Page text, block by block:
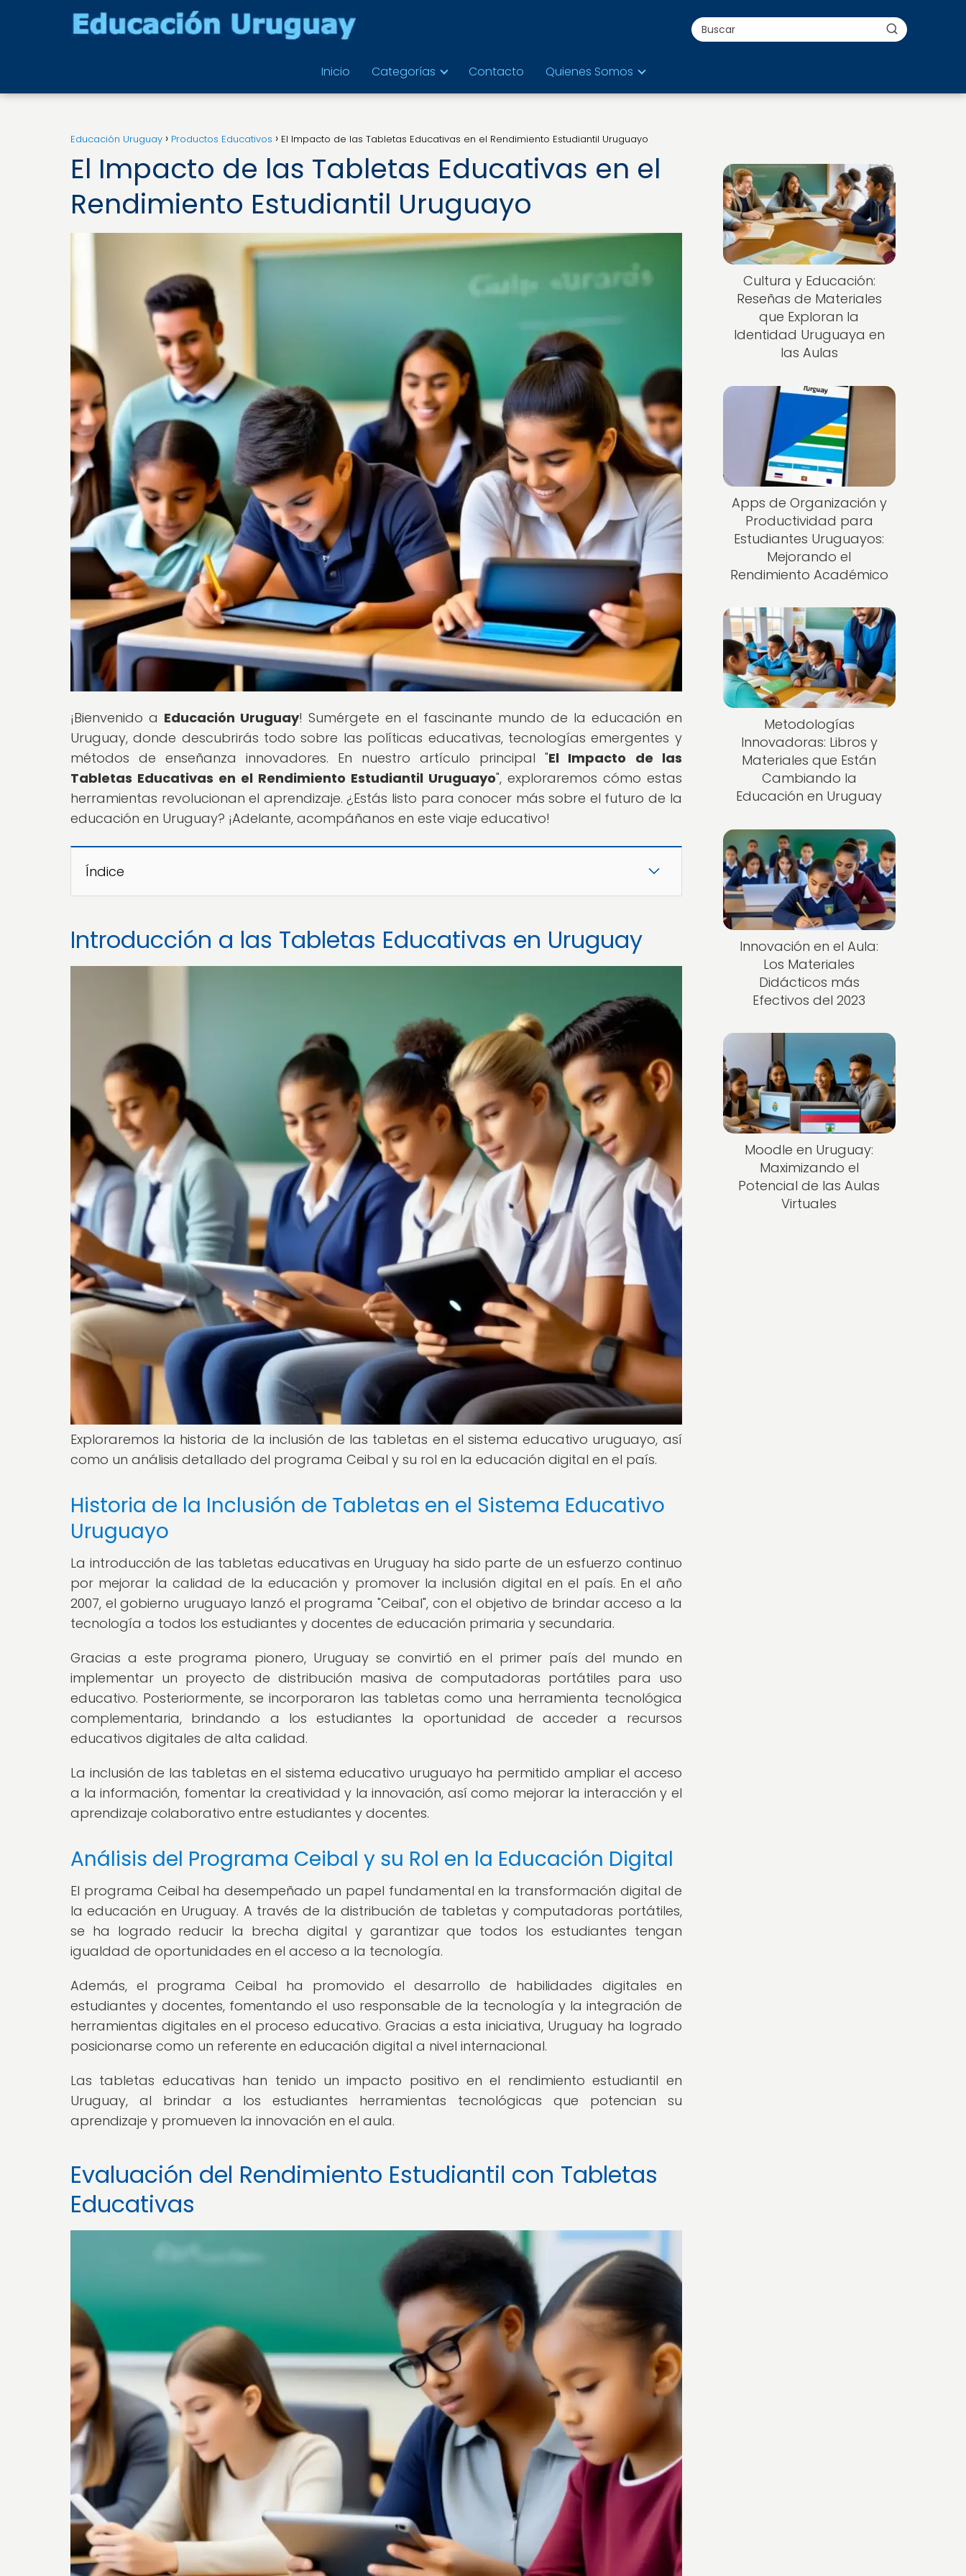
Inicio Categorías Contacto Quienes Somos
Educación Uruguay Productos Educativos El Impacto de las Tabletas Educativas en el Rendimiento Estudiantil Uruguayo
El Impacto de las Tabletas Educativas en el
Rendimiento Estudiantil Uruguayo
¡Bienvenido a Educación Uruguay! Sumérgete en el fascinante mundo de la educación en
Uruguay, donde descubrirás todo sobre las políticas educativas, tecnologías emergentes y
métodos de enseñanza innovadores. En nuestro artículo principal "El Impacto de las
Tabletas Educativas en el Rendimiento Estudiantil Uruguayo", exploraremos cómo estas
herramientas revolucionan el aprendizaje. ¿Estás listo para conocer más sobre el futuro de la
educación en Uruguay? ¡Adelante, acompáñanos en este viaje educativo!
Índice
Introducción a las Tabletas Educativas en Uruguay
Exploraremos la historia de la inclusión de las tabletas en el sistema educativo uruguayo, así
como un análisis detallado del programa Ceibal y su rol en la educación digital en el país.
Historia de la Inclusión de Tabletas en el Sistema Educativo
Uruguayo
La introducción de las tabletas educativas en Uruguay ha sido parte de un esfuerzo continuo
por mejorar la calidad de la educación y promover la inclusión digital en el país. En el año
2007, el gobierno uruguayo lanzó el programa "Ceibal", con el objetivo de brindar acceso a la
tecnología a todos los estudiantes y docentes de educación primaria y secundaria.
Gracias a este programa pionero, Uruguay se convirtió en el primer país del mundo en
implementar un proyecto de distribución masiva de computadoras portátiles para uso
educativo. Posteriormente, se incorporaron las tabletas como una herramienta tecnológica
complementaria, brindando a los estudiantes la oportunidad de acceder a recursos
educativos digitales de alta calidad.
La inclusión de las tabletas en el sistema educativo uruguayo ha permitido ampliar el acceso
a la información, fomentar la creatividad y la innovación, así como mejorar la interacción y el
aprendizaje colaborativo entre estudiantes y docentes.
Análisis del Programa Ceibal y su Rol en la Educación Digital
El programa Ceibal ha desempeñado un papel fundamental en la transformación digital de
la educación en Uruguay. A través de la distribución de tabletas y computadoras portátiles,
se ha logrado reducir la brecha digital y garantizar que todos los estudiantes tengan
igualdad de oportunidades en el acceso a la tecnología.
Además, el programa Ceibal ha promovido el desarrollo de habilidades digitales en
estudiantes y docentes, fomentando el uso responsable de la tecnología y la integración de
herramientas digitales en el proceso educativo. Gracias a esta iniciativa, Uruguay ha logrado
posicionarse como un referente en educación digital a nivel internacional.
Las tabletas educativas han tenido un impacto positivo en el rendimiento estudiantil en
Uruguay, al brindar a los estudiantes herramientas tecnológicas que potencian su
aprendizaje y promueven la innovación en el aula.
Evaluación del Rendimiento Estudiantil con Tabletas
Educativas
Cultura y Educación:
Reseñas de Materiales
que Exploran la
Identidad Uruguaya en
las Aulas
Apps de Organización y
Productividad para
Estudiantes Uruguayos:
Mejorando el
Rendimiento Académico
Metodologías
Innovadoras: Libros y
Materiales que Están
Cambiando la
Educación en Uruguay
Innovación en el Aula:
Los Materiales
Didácticos más
Efectivos del 2023
Moodle en Uruguay:
Maximizando el
Potencial de las Aulas
Virtuales